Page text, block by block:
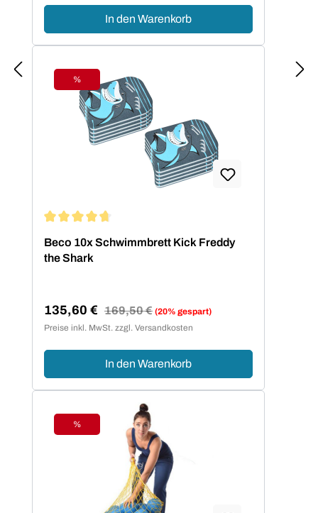
In den Warenkorb
Rabatt
%
Beco 10x Schwimmbrett Kick Freddy
the Shark
Verkaufspreis:
135,60 € Regulärer Preis:
169,50 € (20% gespart)
Preise inkl. MwSt. zzgl. Versandkosten
In den Warenkorb
Rabatt
%